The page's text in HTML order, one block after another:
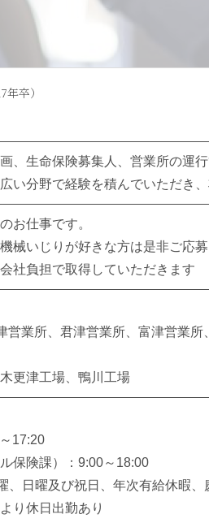
卒）
、生命保険募集人、営業所の運行
い分野で経験を積んでいただき
お仕事です。
械いじりが好きな方は是非ご応募
社負担で取得していただきます
営業所、君津営業所、富津営業
更津工場、鴨川工場
17:20
保険課）：9:00～18:00
、日曜及び祝日、年次有給休暇、
り休日出勤あり